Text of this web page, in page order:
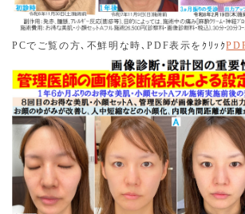
2025.09.30
締め効果が強いセットですので､是非ご
い｡･･････････ ﾊｲﾌ＋ﾌﾗｸｼｮﾅﾙﾚｰｻﾞｰ＋ﾚ
ｾｯﾄ
2025.08.25
好評につき､9月も引き続き水曜･日曜ｷｬ
思います｡宜しくお願い致します｡
PCでご覧の方､不鮮明な時､PDF表示をｸﾘｯｸ